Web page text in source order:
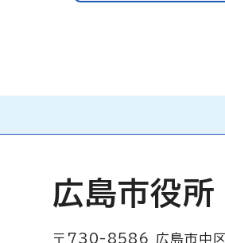
広島市役所
〒730-8586 広島市中